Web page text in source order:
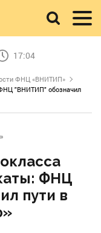
17:04
ФНЦ «ВНИТИП»
"ВНИТИП" обозначил
ФНЦ
пути в